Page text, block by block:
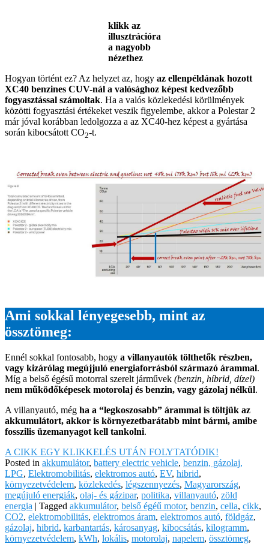
klikk az
illusztrációra
a nagyobb
nézethez
Hogyan történt ez? Az helyzet az, hogy az ellenpéldának hozott
XC40 benzines CUV-nál a valósághoz képest kedvezőbb
fogyasztással számoltak. Ha a valós közlekedési körülmények
közötti fogyasztási értékeket veszik figyelembe, akkor a Polestar 2
már jóval korábban ledolgozza a az XC40-hez képest a gyártása
során kibocsátott CO2-t.
Ami sokkal lényegesebb, mint az
össztömeg:
Ennél sokkal fontosabb, hogy a villanyautók tölthetők részben,
vagy kizárólag megújjuló energiaforrásból származó árammal.
Míg a belső égésű motorral szerelt járművek (benzin, híbrid, dízel)
nem működőképesek motorolaj és benzin, vagy gázolaj nélkül.
A villanyautó, még ha a “legkoszosabb” árammal is töltjük az
akkumulátort, akkor is környezetbarátabb mint bármi, amibe
fosszilis üzemanyagot kell tankolni.
A CIKK EGY KLIKKELÉS UTÁN FOLYTATÓDIK!
Posted in akkumulátor, battery electric vehicle, benzin, gázolaj,
LPG, Elektromobilitás, elektromos autó, EV, hibrid,
környezetvédelem, közlekedés, légszennyezés, Magyarország,
megújuló energiák, olaj- és gázipar, politika, villanyautó, zöld
energia | Tagged akkumulátor, belső égéű motor, benzin, cella, cikk,
CO2, elektromobilitás, elektromos áram, elektromos autó, földgáz,
gázolaj, hibrid, karbantartás, károsanyag, kibocsátás, kilogramm,
környezetvédelem, kWh, lokális, motorolaj, napelem, össztömeg,